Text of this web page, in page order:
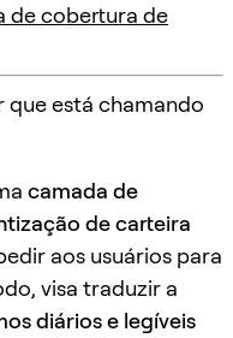
de cobertura de
que está chamando
camada de
de carteira
aos usuários para
visa traduzir a
diários e legíveis